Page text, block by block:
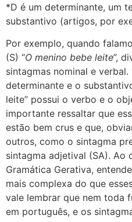
*D é um determinante, um
substantivo (artigos, por
Por exemplo, quando
(S) “O menino bebe leite”,
sintagmas nominal e verbal.
determinante e o
leite” possui o verbo e o
importante ressaltar que
estão bem crus e que,
outros, como o sintagma
sintagma adjetival (SA). Ao
Gramática Gerativa,
mais complexa do que
vale lembrar que nem toda
em português, e os